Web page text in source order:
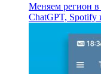
Меняем регион в
ChatGPT,